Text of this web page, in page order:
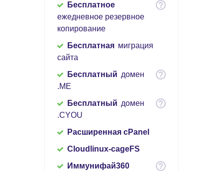
Бесплатное
ежедневное резервное
копирование
Бесплатная миграция
сайта
Бесплатный домен
.ME
Бесплатный домен
.CYOU
Расширенная cPanel
Cloudlinux-cageFS
Иммунифай360